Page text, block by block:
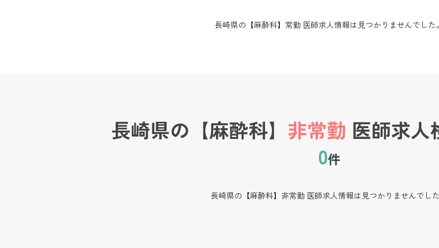
長崎県の【麻酔科】常勤 医師求人情報は見つかりませんでした
長崎県の【麻酔科】 非常勤 医師求人
0件
長崎県の【麻酔科】非常勤 医師求人情報は見つかりませんでし